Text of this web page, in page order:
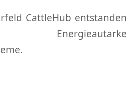
CattleHub entstanden